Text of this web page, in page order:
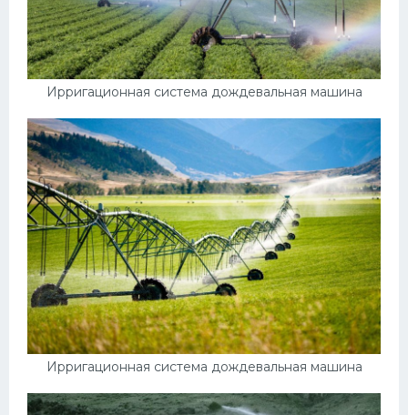
Ирригационная система дождевальная машина
Ирригационная система дождевальная машина